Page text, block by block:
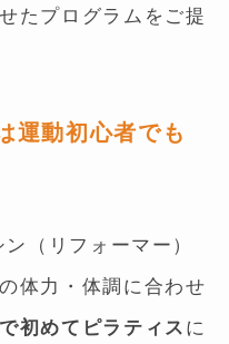
たプログラムをご提
運動初心者でも
（リフォーマー）
体力・体調に合わせ
初めてピラティス に